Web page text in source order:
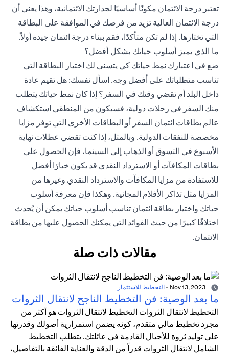
تعتبر درجة الائتمان مكونًا أساسيًا لجدارتك الائتمانية، وهذا يعني أن
درجة الائتمان العالية تزيد من فرصك في الموافقة على البطاقة
التي تختارها. إذا لم تكن متأكدًا، فقم ببناء درجة ائتمان جيدة أولاً.
ما الذي يميز أسلوب حياتك بشكل أفضل؟
ضع في اعتبارك نمط حياتك كي يتسنى لك اختيار البطاقة التي
تناسب متطلباتك على أفضل وجه. اسأل نفسك: هل تقيم عادة
داخل البلد أم تقضي وقتك في السفر؟ إذا كان نمط حياتك يتطلب
منك السفر في رحلات دولية، فسيكون من المنطقي استكشاف
عالم بطاقات ائتمان السفر أو البطاقات الأخرى التي توفر مزايا
مخصصة للنفقات الدولية. وبالمثل، إذا كنت تقضي عطلات نهاية
الأسبوع في التسوق أو الذهاب إلى السينما، فإن الحصول على
بطاقات المكافآت أو الاسترداد النقدي قد يكون خيارًا أفضل
للاستفادة من مزايا المكافآت والاسترداد النقدي وغيرها من
المزايا مثل تذاكر الأفلام المجانية. وهكذا فإن معرفة أسلوب
حياتك واختيار بطاقة ائتمان تناسب أسلوب حياتك يمكن أن يُحدث
اختلافًا كبيرًا من حيث الفوائد التي يمكنك الحصول عليها من بطاقة
الائتمان.
مقالات ذات صلة
- التخطيط للاستثمار
ما بعد الوصية: فن التخطيط الناجح لانتقال الثروات
التخطيط لانتقال الثروات التخطيط لانتقال الثروات هو أكثر من
مجرد تخطيط مالي متقدم، كونه يضمن استمرارية أصولك وقدرتها
على توليد ثروة للأجيال القادمة في عائلتك. يتطلب التخطيط
الشامل لانتقال الثروات قدراً من الدقة والعناية الفائقة بالتفاصيل،